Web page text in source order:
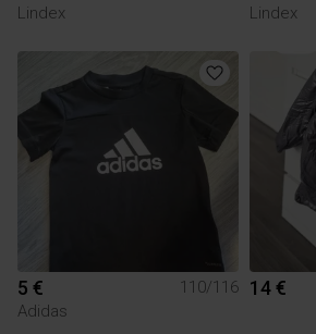
Lindex
Lindex
5 €
110/116
Adidas
14 €